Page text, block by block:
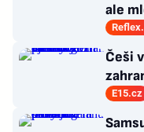
ale
Česka
Češi
E15.cz